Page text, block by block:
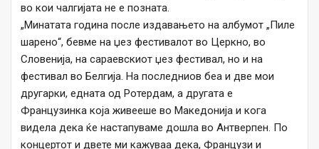
во кои чалгијата не е позната.
„Минатата година после издавањето на албумот „Пиле
шарено“, бевме на џез фестивалот во Церкно, во
Словенија, на сараевскиот џез фестивал, но и на
фестивал во Белгија. На последниов беа и две мои
другарки, едната од Ротердам, а другата е
Французинка која живееше во Македонија и кога
видела дека ќе настапуваме дошла во Антверпен. По
концертот и двете ми кажуваа дека, Французи и